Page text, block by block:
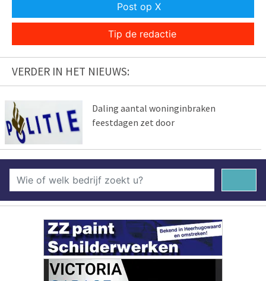
Post op X
Tip de redactie
VERDER IN HET NIEUWS:
Daling aantal woninginbraken
feestdagen zet door